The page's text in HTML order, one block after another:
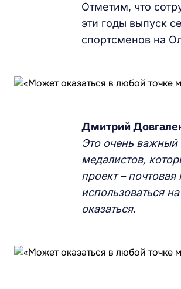
Отметим, что
эти годы выпуск
спортсменов на
Дмитрий
Это очень
медалистов,
проект –
использоваться
оказаться.